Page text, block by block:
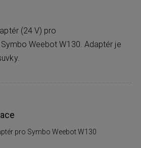
(24 V) pro
Weebot W130. Adaptér je
pro Symbo Weebot W130